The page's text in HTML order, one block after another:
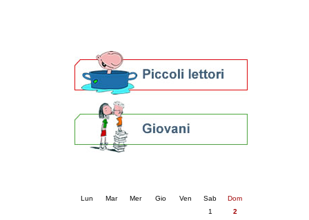
Lun Mar Mer Gio Ven Sab
Dom
1
2